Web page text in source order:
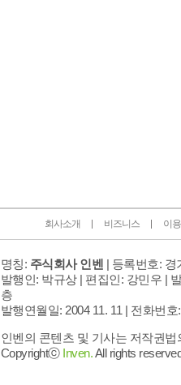
회사소개 비즈니스 이
명칭: 주식회사 인벤 | 등록번호: 경
발행인: 박규상 | 편집인: 강민우 |
층
발행연월일: 2004 11. 11 | 전화번호
인벤의 콘텐츠 및 기사는 저작권
Copyrightⓒ Inven.All rights